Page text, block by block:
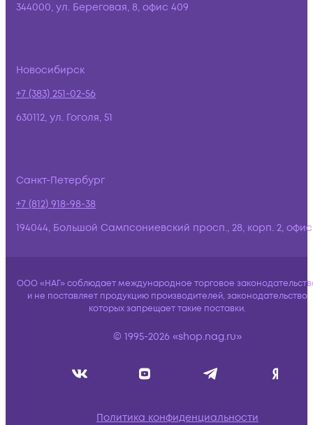
344000, ул. Береговая, 8, офис 409
Новосибирск
+7 (383) 251-02-56
630112, ул. Гоголя, 51
Санкт-Петербург
+7 (812) 918-98-38
194044, Большой Сампсониевский просп., 28, корп. 2,
ООО «НАГ» соблюдает международное торговое
и не поставляет продукцию производителей, законодательство
которых запрещает такие поставки.
© 1995-2026 «shop.nag.ru»
Политика конфиденциальности